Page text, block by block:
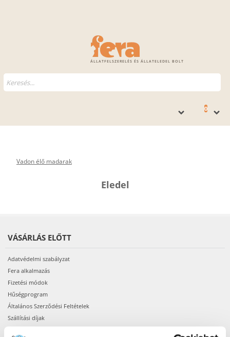
ÁLLATFELSZERELÉS ÉS ÁLLATELEDEL BOLT
0
Vadon élő madarak
Eledel
VÁSÁRLÁS ELŐTT
Adatvédelmi szabályzat
Fera alkalmazás
Fizetési módok
Hűségprogram
Általános Szerződési Feltételek
Szállítási díjak